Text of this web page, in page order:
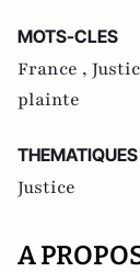
MOTS-CLES
France ,
plainte
THEMATIQUES
Justice
A